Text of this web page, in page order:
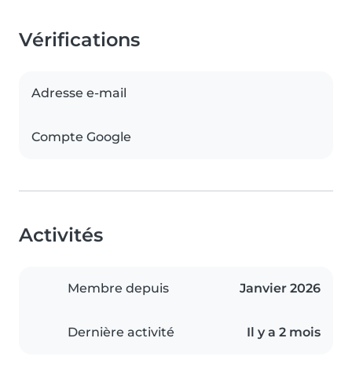
Vérifications
Adresse e-mail
Compte Google
Activités
Membre depuis Janvier 2026
Dernière activité Il y a 2 mois